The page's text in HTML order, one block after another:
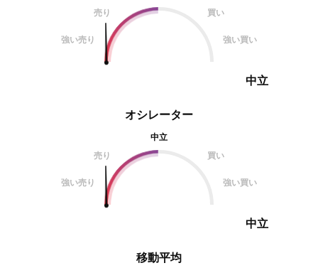
オシレーター
中立
売り
買い
強い売り 強い買い
中立
売り
買い
強い売り 強い買い
中立
移動平均